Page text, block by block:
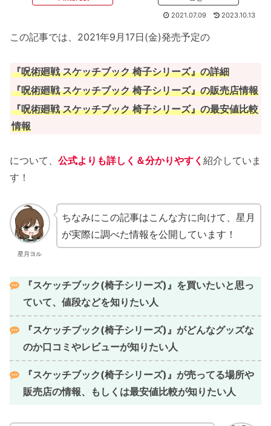
2021.07.09 2023.10.13
この記事では、2021年9月17日(金)発売予定の
『呪術廻戦 スケッチブック 椅子シリーズ』の詳細
『呪術廻戦 スケッチブック 椅子シリーズ』の販売店情報
『呪術廻戦 スケッチブック 椅子シリーズ』の最安値比較
情報
について、 公式よりも詳しく＆分かりやすく 紹介していま
す！
星月ヨル
ちなみにこの記事はこんな方に向けて、星月
が実際に調べた情報を公開しています！
『スケッチブック(椅子シリーズ)』を買いたいと思っ
ていて、値段などを知りたい人
『スケッチブック(椅子シリーズ)』がどんなグッズな
のか口コミやレビューが知りたい人
『スケッチブック(椅子シリーズ)』が売ってる場所や
販売店の情報、
もしくは最安値比較が知りたい人